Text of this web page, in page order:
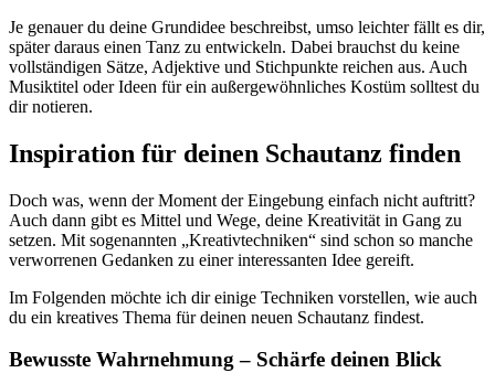
Je genauer du deine Grundidee beschreibst, umso leichter fällt es dir,
später daraus einen Tanz zu entwickeln. Dabei brauchst du keine
vollständigen Sätze, Adjektive und Stichpunkte reichen aus. Auch
Musiktitel oder Ideen für ein außergewöhnliches Kostüm solltest du
dir notieren.
Inspiration für deinen Schautanz finden
Doch was, wenn der Moment der Eingebung einfach nicht auftritt?
Auch dann gibt es Mittel und Wege, deine Kreativität in Gang zu
setzen. Mit sogenannten „Kreativtechniken“ sind schon so manche
verworrenen Gedanken zu einer interessanten Idee gereift.
Im Folgenden möchte ich dir einige Techniken vorstellen, wie auch
du ein kreatives Thema für deinen neuen Schautanz findest.
Bewusste Wahrnehmung – Schärfe deinen Blick